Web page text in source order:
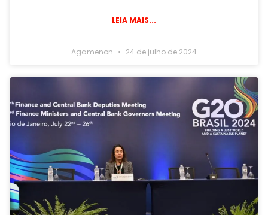
LEIA MAIS...
Agamenon 24 de julho de 2024